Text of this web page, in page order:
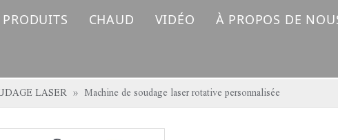
PRODUITS
DE MARQUAGE LASER UV
CHAUD
Machine de découpe laser à fibre
VIDÉO À PROPOS DE
LASER » Machine de soudage laser rotative personnalisée